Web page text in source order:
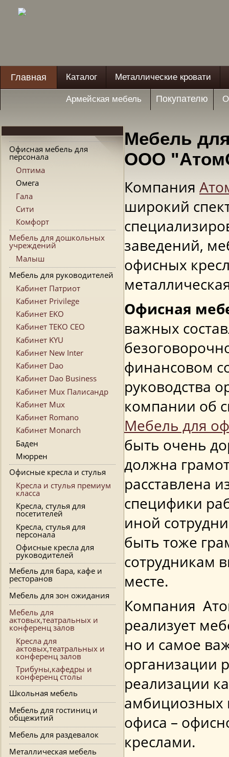
Главная Каталог Металлические кровати
Армейская мебель Покупателю
Офисная мебель для
персонала
Оптима
Омега
Гала
Сити
Комфорт
Мебель для дошкольных
учреждений
Малыш
Мебель для руководителей
Кабинет Патриот
Кабинет Privilege
Кабинет EKO
Кабинет TEKO CEO
Кабинет KYU
Кабинет New Inter
Кабинет Dao
Кабинет Dao Business
Кабинет Mux Палисандр
Кабинет Mux
Кабинет Romano
Кабинет Monarch
Баден
Мюррен
Офисные кресла и стулья
Кресла и стулья премиум
класса
Кресла, стулья для
посетителей
Кресла, стулья для
персонала
Офисные кресла для
руководителей
Мебель для бара, кафе и
ресторанов
Мебель для зон ожидания
Мебель для
актовых,театральных и
конференц залов
Кресла для
актовых,театральных и
конференц залов
Трибуны,кафедры и
конференц столы
Школьная мебель
Мебель для гостиниц и
общежитий
Мебель для раздевалок
Металлическая мебель
Мебель
ООО
Компания
широкий
заведений,
офисных
Офисная
важных
финансовом
руководства
компании об
Мебель для
быть очень
должна
расставлена
специфики
иной
быть тоже
сотрудникам
месте.
Компания
реализует
но и самое
организации
реализации
амбициозных
офиса –
креслами.